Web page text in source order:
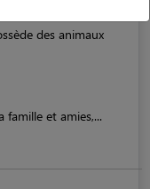
des animaux
famille et amies,...